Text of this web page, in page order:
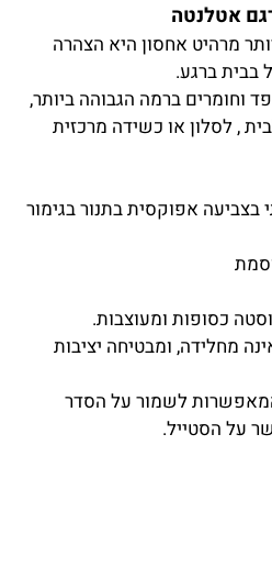
אטלנטה
מרהיט אחסון היא הצהרה
בבית ברגע.
וחומרים ברמה הגבוהה ביותר,
, לסלון או כשידה מרכזית
בצביעה אפוקסית בתנור בגימור
כסופות ומעוצבות.
מחלידה, ומבטיחה יציבות
המאפשרות לשמור על הסדר
על הסטייל.